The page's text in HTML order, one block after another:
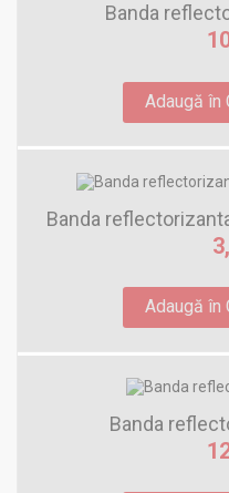
Banda
Adaugă în
Banda
Adaugă în
Banda